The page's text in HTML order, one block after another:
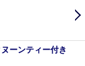
ーンティー付き